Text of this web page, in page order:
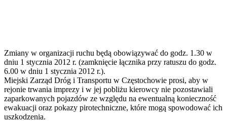
Zmiany w organizacji ruchu będą obowiązywać do godz. 1.30 w
dniu 1 stycznia 2012 r. (zamknięcie łącznika przy ratuszu do godz.
6.00 w dniu 1 stycznia 2012 r.).
Miejski Zarząd Dróg i Transportu w Częstochowie prosi, aby w
rejonie trwania imprezy i w jej pobliżu kierowcy nie pozostawiali
zaparkowanych pojazdów ze względu na ewentualną konieczność
ewakuacji oraz pokazy pirotechniczne, które mogą spowodować ich
uszkodzenia.